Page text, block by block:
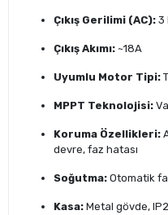
Çıkış Gerilimi (AC): 3
Çıkış Akımı: ~18A
Uyumlu Motor Tipi:
MPPT Teknolojisi:
Koruma Özellikleri:
devre, faz hatası
Soğutma: Otomatik
Kasa: Metal gövde,